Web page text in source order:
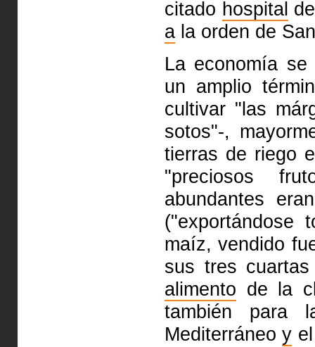
citado hospital
a la orden de
La economía
un amplio
cultivar "las
sotos"-,
tierras de riego
"preciosos
abundantes
("exportándose
maíz, vendido
sus tres
alimento de la
también para
Mediterráneoy